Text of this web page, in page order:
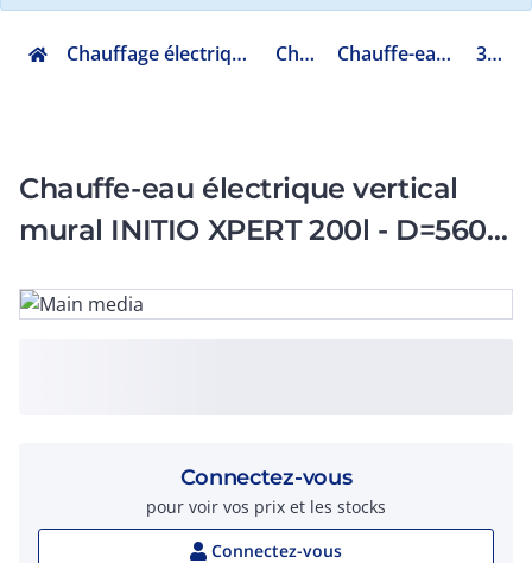
Chauffage électrique climatisation ventilation Chauffe eau Chauffe-eau électrique blindé 3000790
Chauffe-eau électrique vertical
mural INITIO XPERT 200l - D=560
Connectez-vous
pour voir vos prix et les stocks
Connectez-vous